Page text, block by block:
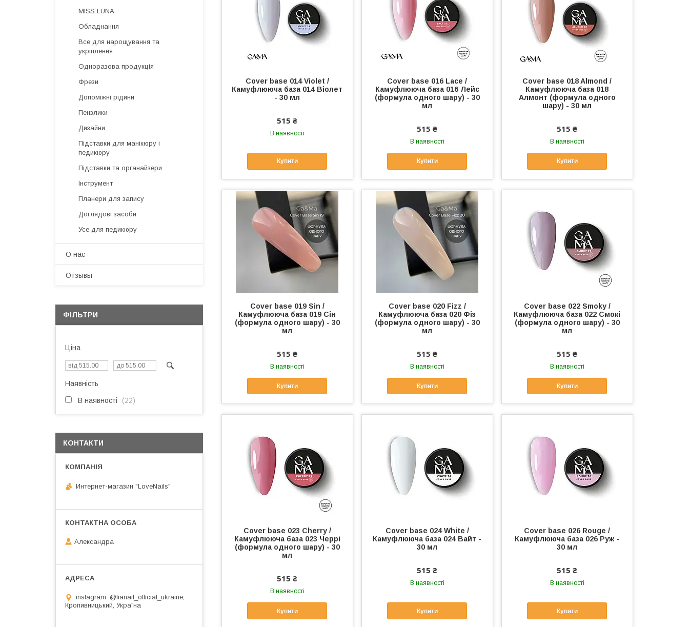
Cover base 014 Violet /
Камуфлююча база 014 Віолет
- 30 мл
515 ₴
В наявності
Купити
Cover base 016 Lace /
Камуфлююча база 016 Лейс
(формула одного шару) - 30
мл
515 ₴
В наявності
Купити
Cover base 018 Almond /
Камуфлююча база 018
Алмонт (формула одного
шару) - 30 мл
515 ₴
В наявності
Купити
Cover base 019 Sin /
Камуфлююча база 019 Сiн
(формула одного шару) - 30
мл
515 ₴
В наявності
Купити
Cover base 020 Fizz /
Камуфлююча база 020 Фiз
(формула одного шару) - 30
мл
515 ₴
В наявності
Купити
Cover base 022 Smoky /
Камуфлююча база 022 Смокi
(формула одного шару) - 30
мл
515 ₴
В наявності
Купити
Cover base 023 Cherry /
Камуфлююча база 023 Черрi
(формула одного шару) - 30
мл
515 ₴
В наявності
Купити
Cover base 024 White /
Камуфлююча база 024 Вайт -
30 мл
515 ₴
В наявності
Купити
Cover base 026 Rouge /
Камуфлююча база 026 Руж -
30 мл
515 ₴
В наявності
Купити
MISS LUNA
Обладнання
Все для нарощування та
укріплення
Одноразова продукція
Фрези
Допоміжні рідини
Пензлики
Дизайни
Підставки для манікюру і
педикюру
Підставки та органайзери
Інструмент
Планери для запису
Доглядові засоби
Усе для педикюру
О нас
Отзывы
ФІЛЬТРИ
Ціна
Наявність
В наявності 22
КОНТАКТИ
Интернет-магазин "LoveNails"
Александра
instagram: @lianail_official_ukraine,
Кропивницький, Україна